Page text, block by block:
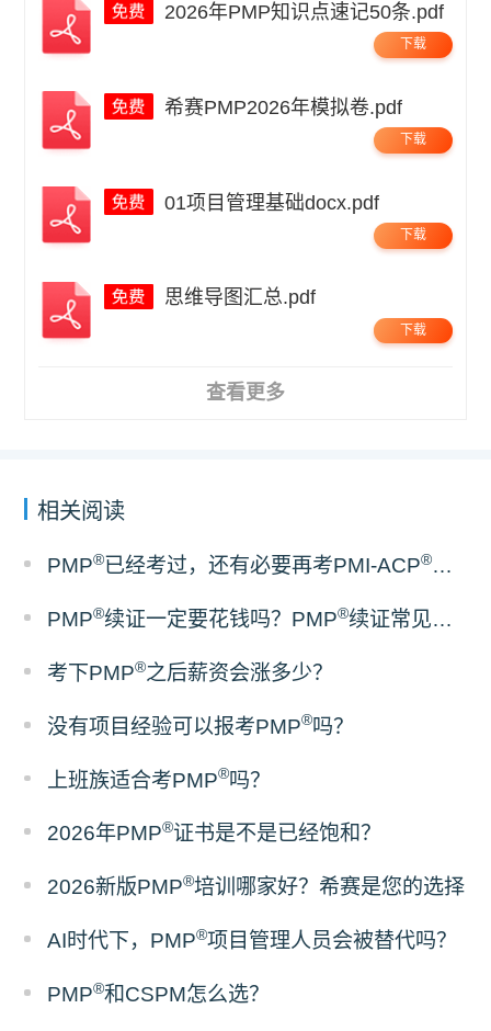
2026年PMP知识点速记50条.pdf
下载
希赛PMP2026年模拟卷.pdf
下载
01项目管理基础docx.pdf
下载
思维导图汇总.pdf
下载
查看更多
相关阅读
PMP®已经考过，还有必要再考PMI-ACP®吗？
PMP®续证一定要花钱吗？PMP®续证常见误区梳理
考下PMP®之后薪资会涨多少？
没有项目经验可以报考PMP®吗？
上班族适合考PMP®吗？
2026年PMP®证书是不是已经饱和？
2026新版PMP®培训哪家好？希赛是您的选择
AI时代下，PMP®项目管理人员会被替代吗？
PMP®和CSPM怎么选？